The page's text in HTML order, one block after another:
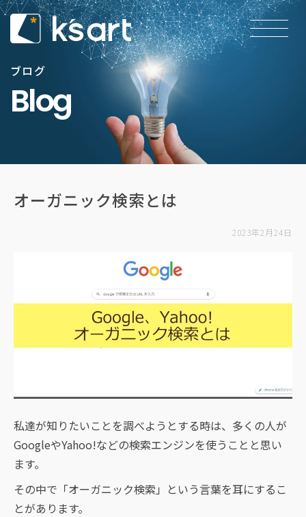
ブログ
Blog
オーガニック検索とは
2023年2月24日
私達が知りたいことを調べようとする時は、多くの人が
GoogleやYahoo!などの検索エンジンを使うことと思い
ます。
その中で「オーガニック検索」という言葉を耳にするこ
とがあります。